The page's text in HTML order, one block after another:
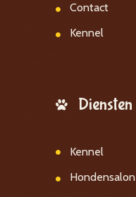
Contact
Kennel
Diensten
Kennel
Hondensalon